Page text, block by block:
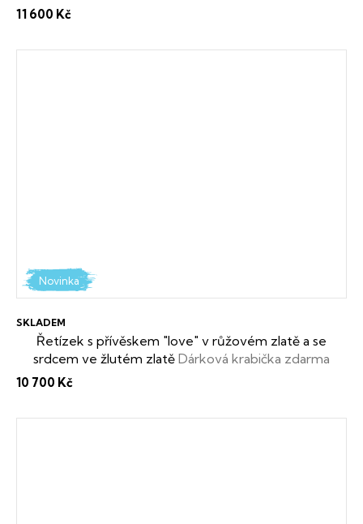
11 600 Kč
Novinka
Řetízek s přívěskem "love" v růžovém zlatě a se
srdcem ve žlutém zlatě Dárková krabička zdarma
SKLADEM
10 700 Kč